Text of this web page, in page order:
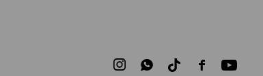

 